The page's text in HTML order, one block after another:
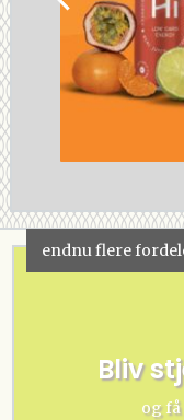
endnu flere
Bliv
og